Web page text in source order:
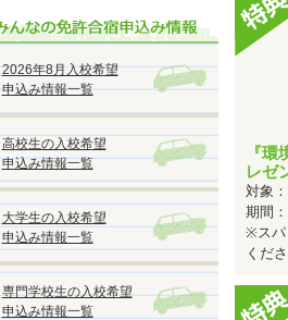
2026年8月入校希望
申込み情報一覧
高校生の入校希望
申込み情報一覧
大学生の入校希望
申込み情報一覧
専門学校生の入校希望
申込み情報一覧
『
レゼ
対象
期間
※スパ
くださ